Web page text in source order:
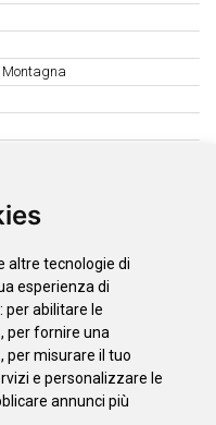
altre tecnologie di
esperienza di
per abilitare le
, per fornire una
, per misurare il tuo
e personalizzare le
annunci più